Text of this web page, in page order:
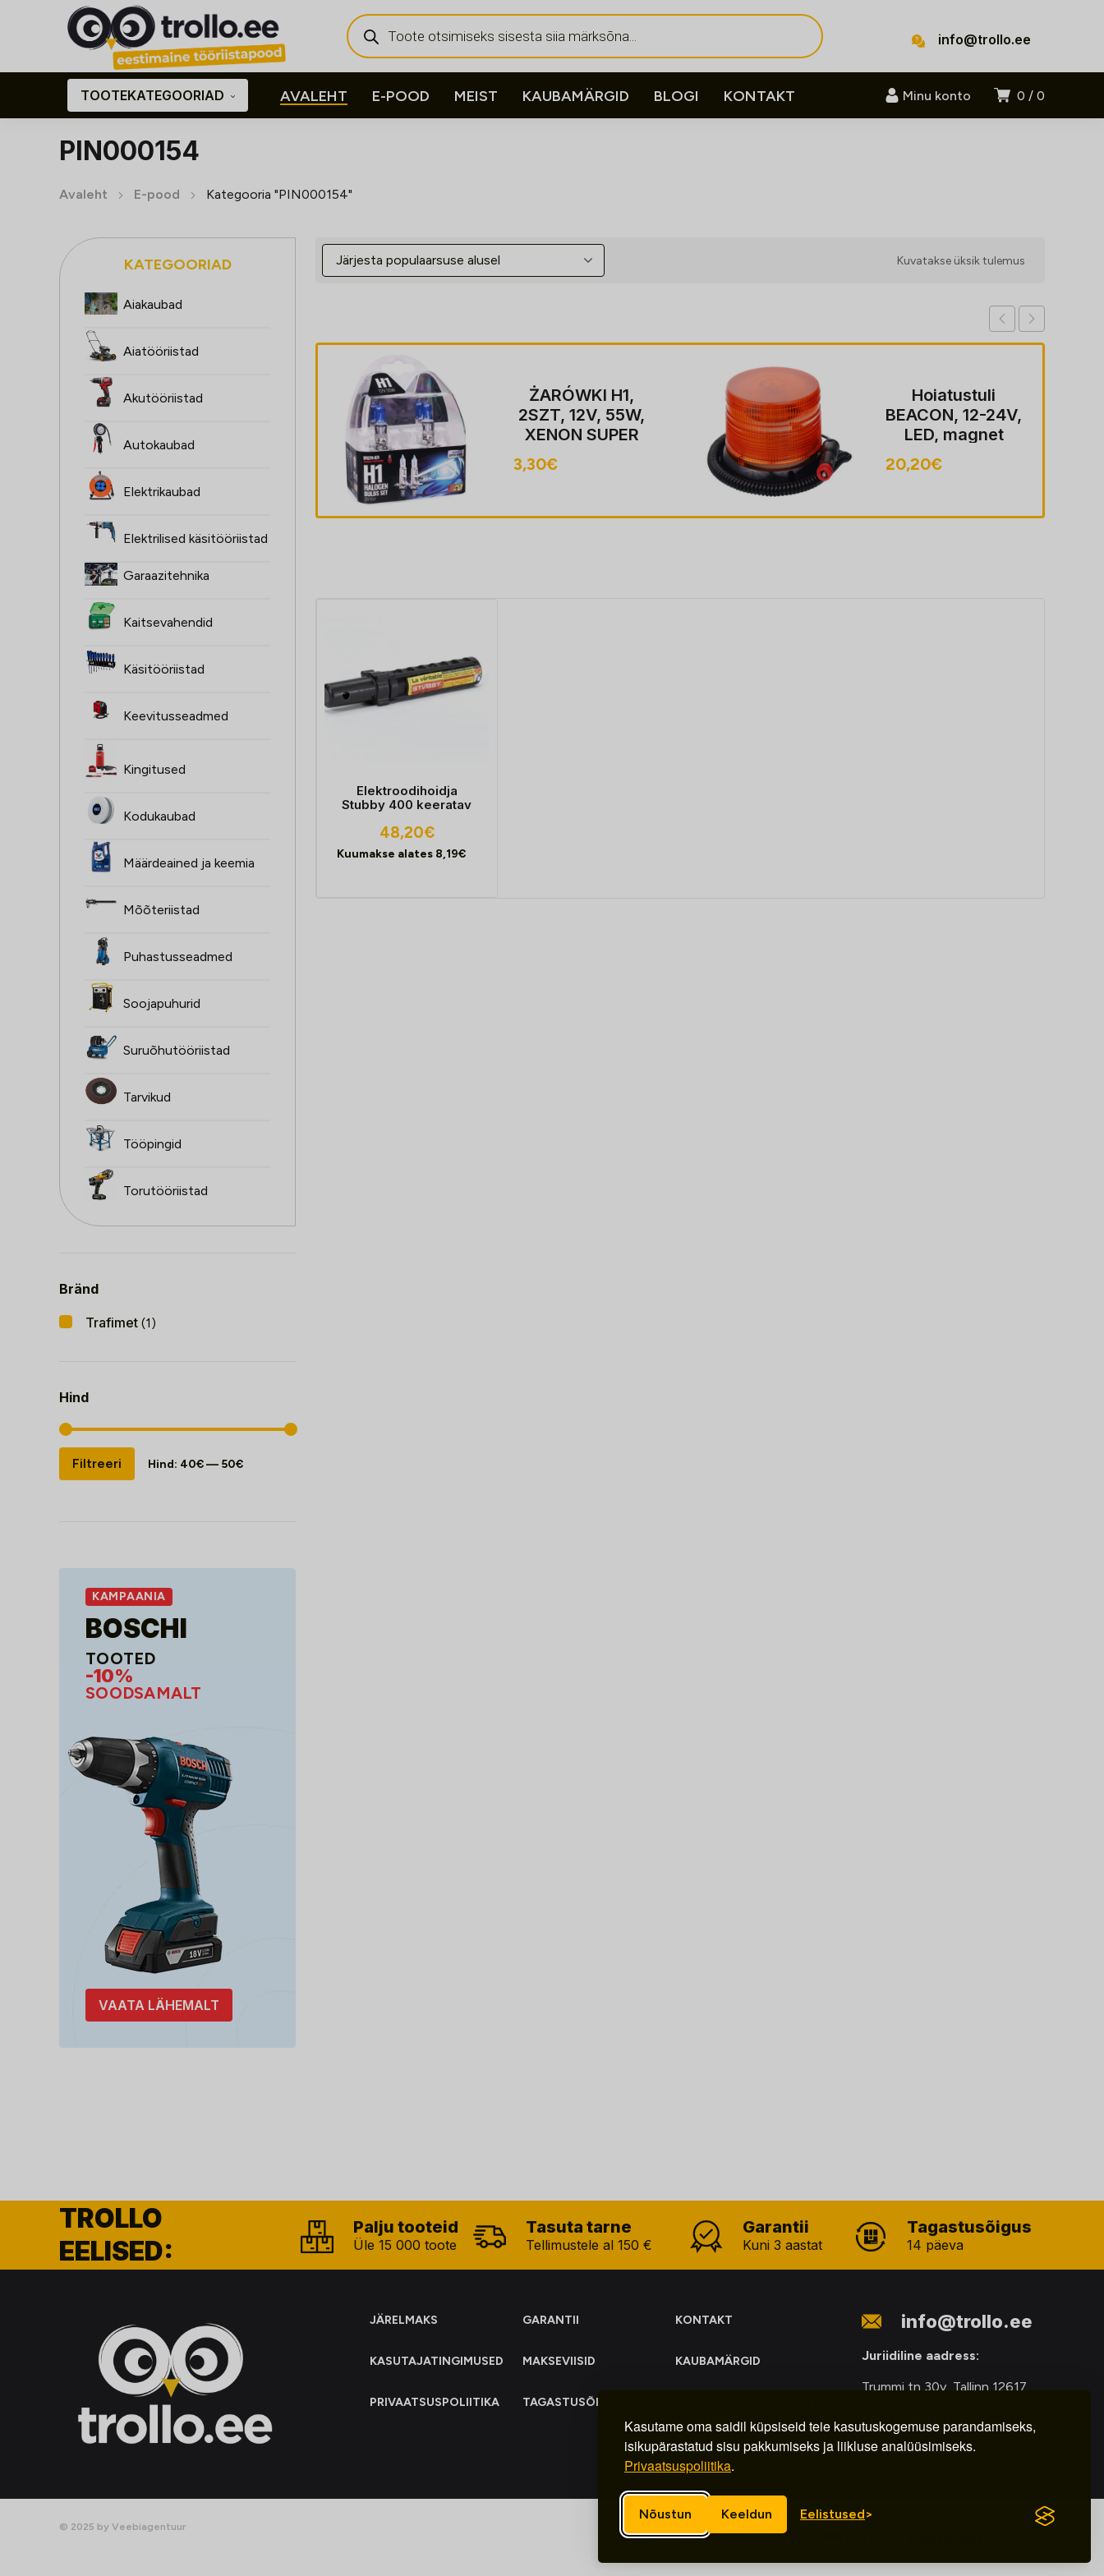
Kasutame oma saidil küpsiseid teie kasutuskogemuse parandamiseks,
isikupärastatud sisu pakkumiseks ja liikluse analüüsimiseks.
Privaatsuspoliitika.
Nõustun Keeldun Eelistused
Products
search
info@trollo.ee
0 0
Minu konto
TOOTEKATEGOORIAD AVALEHT E-POOD MEIST KAUBAMÄRGID BLOGI KONTAKT
PIN000154
Avaleht E-pood Kategooria "PIN000154"
KATEGOORIAD
Aiakaubad
Aiatööriistad
Akutööriistad
Autokaubad
Elektrikaubad
Elektrilised käsitööriistad
Garaazitehnika
Kaitsevahendid
Käsitööriistad
Keevitusseadmed
Kingitused
Kodukaubad
Määrdeained ja keemia
Mõõteriistad
Puhastusseadmed
Soojapuhurid
Suruõhutööriistad
Tarvikud
Tööpingid
Torutööriistad
Bränd
Trafimet (1)
Hind
Minimaalne
hind
Maksimaalne
hind
Filtreeri Hind: 40€— 50€
KAMPAANIA
BOSCHI
TOOTED
-10%
SOODSAMALT
VAATA LÄHEMALT
Kuvatakse üksik tulemus
ŻARÓWKI H1,
HOMOLOGACJA
Hoiatustuli
BEACON, 12-24V,
LED, magnet
koos pistik sobib
20,20
Hoiatustuli
BEACON,12-24V,
LED, magnet
AND SUCTION
CUP MOUNT,
ROUND +
48,80
Elektroodihoidja
Stubby 400 keeratav
48,20€
Kuumakse alates 8,19€
TROLLO
EELISED:
Palju tooteid
Üle 15 000 toote
Tasuta tarne
Tellimustele al 150 €
Garantii
Kuni 3 aastat
Tagastusõigus
14 päeva
JÄRELMAKS GARANTII KONTAKT
KASUTAJATINGIMUSED MAKSEVIISID KAUBAMÄRGID
PRIVAATSUSPOLIITIKA TAGASTUSÕIGUS
KOGUMINE
info@trollo.ee
Juriidiline aadress:
Trummi tn 30y, Tallinn 12617
Kauba väljastamine:
E-R – 9.00 – 18.00
© 2025 by Veebiagentuur